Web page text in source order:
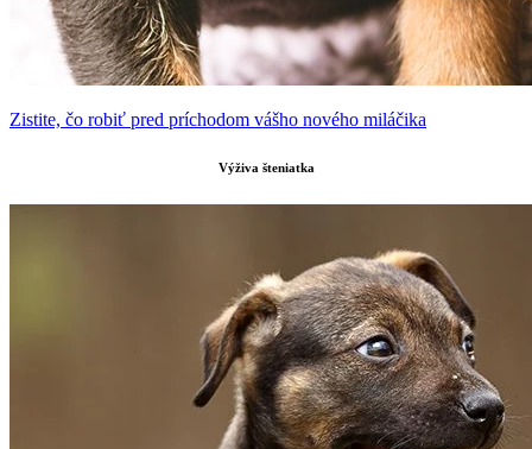
Zistite, čo robiť pred príchodom vášho nového miláčika
Výživa šteniatka